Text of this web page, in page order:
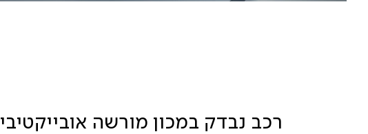
רכב נבדק במכון מורשה אובייקטיבי